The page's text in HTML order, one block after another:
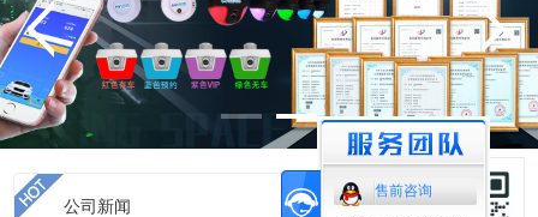
售前咨询
公司新闻 首页 >公司新闻